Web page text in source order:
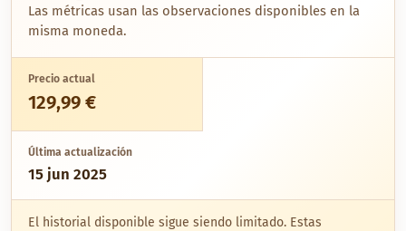
Las métricas usan las observaciones disponibles en la
misma moneda.
Precio actual
129,99 €
Última actualización
15 jun 2025
El historial disponible sigue siendo limitado. Estas